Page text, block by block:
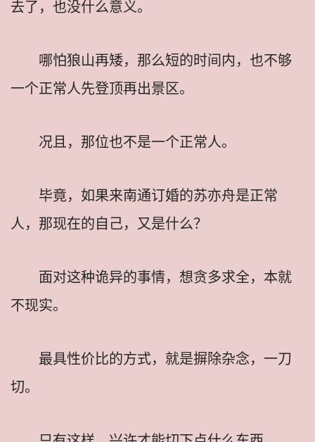
去了，也没什么意义。
哪怕狼山再矮，那么短的时间内，也不够
一个正常人先登顶再出景区。
况且，那位也不是一个正常人。
毕竟，如果来南通订婚的苏亦舟是正常
人，那现在的自己，又是什么？
面对这种诡异的事情，想贪多求全，本就
不现实。
最具性价比的方式，就是摒除杂念，一刀
切。